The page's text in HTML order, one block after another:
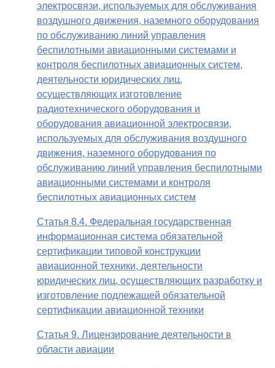
электросвязи, используемых для обслуживания
воздушного движения, наземного оборудования
по обслуживанию линий управления
беспилотными авиационными системами и
контроля беспилотных авиационных систем,
деятельности юридических лиц,
осуществляющих изготовление
радиотехнического оборудования и
оборудования авиационной электросвязи,
используемых для обслуживания воздушного
движения, наземного оборудования по
обслуживанию линий управления беспилотными
авиационными системами и контроля
беспилотных авиационных систем
Статья 8.4. Федеральная государственная
информационная система обязательной
сертификации типовой конструкции
авиационной техники, деятельности
юридических лиц, осуществляющих разработку и
изготовление подлежащей обязательной
сертификации авиационной техники
Статья 9. Лицензирование деятельности в
области авиации